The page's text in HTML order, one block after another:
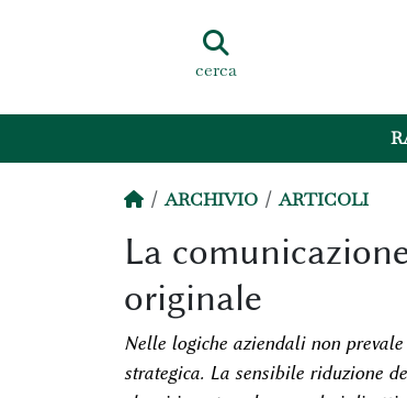
cerca
ARCHIVIO ARTICOLI
La
originale
Nelle logiche aziendali non
strategica. La sensibile riduzione